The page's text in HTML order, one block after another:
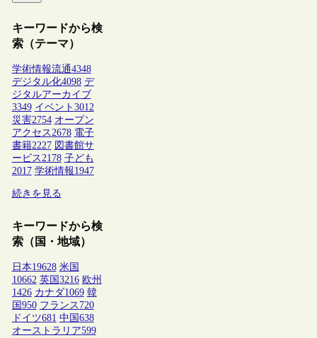
キーワードから検
索（テーマ）
学術情報流通4348
デジタル化4098 デ
ジタルアーカイブ
3349 イベント 3012
災害2754 オープン
アクセス2678 電子
書籍2227 図書館サ
ービス2178 子ども
2017 学術情報1947
続きを見る
キーワードから検
索（国・地域）
日本19628 米国
10662 英国 3216 欧州
1426 カナダ1069 韓
国 950 フランス 720
ドイツ681 中国 638
オーストラリア599